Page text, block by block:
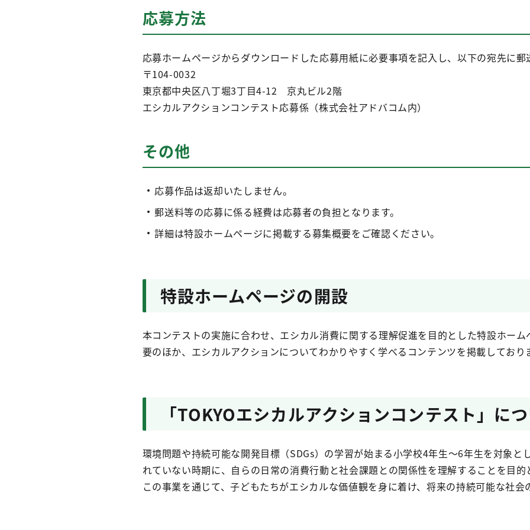
応募方法
応募ホームページからダウンロードした応募用紙に必要事項を記入し、以下の宛先に郵
〒104-0032
東京都中央区八丁堀3丁目4-12 京丸ビル2階
エシカルアクションコンテスト応募係（株式会社アドバコム内）
その他
応募作品は返却いたしません。
郵送料等の応募に係る経費は応募者の負担となります。
詳細は特設ホームページに掲載する募集概要をご確認ください。
特設ホームページの開設
本コンテストの実施に合わせ、エシカル消費に関する理解促進を目的とした特設ホー
要のほか、エシカルアクションについてわかりやすく学べるコンテンツを掲載しており
「TOKYOエシカルアクションコンテスト」に
環境問題や持続可能な開発目標（SDGs）の学習が始まる小学校4年生～6年生を対象と
れていない時期に、自らの日常の消費行動と社会課題との関係性を理解することを目的
この事業を通じて、子どもたちがエシカルな価値観を身に着け、将来の持続可能な社会